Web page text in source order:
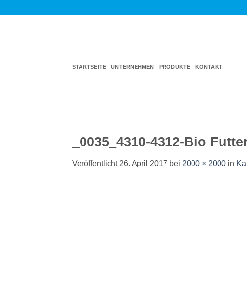
STARTSEITE UNTERNEHMEN PRODUKTE KONTAKT
_0035_4310-4312-Bio
Veröffentlicht 26. April 2017 bei 2000 × 2000 in